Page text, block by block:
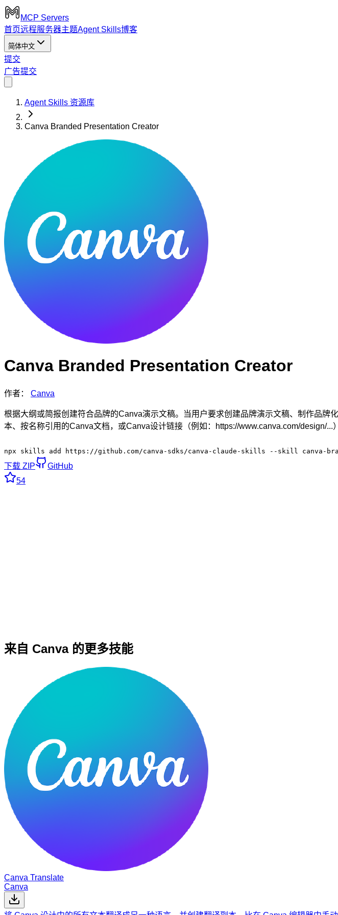
MCP Servers
首页远程服务器主题Agent Skills博客
简体中文
提交
广告提交
Agent Skills 资源库
Canva Branded Presentation Creator
Canva Branded Presentation Creator
作者： Canva
根据大纲或简报创建符合品牌的Canva演示文稿。当用户要求创建品牌演示文稿、制作品
本、按名称引用的Canva文档，或Canva设计链接（例如：https://www.canva.com/design/...
npx skills add https://github.com/canva-sdks/canva-claude-skills --skill canva-
下载 ZIP
GitHub
54
来自 Canva 的更多技能
Canva Translate
Canva